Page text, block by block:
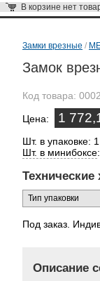
В корзине нет
Замки врезные /
Замок
Код товара:
Цена: 1
Шт. в упаковке: 1
Шт. в минибоксе
Технические
Тип упаковки
Под заказ.
Описание